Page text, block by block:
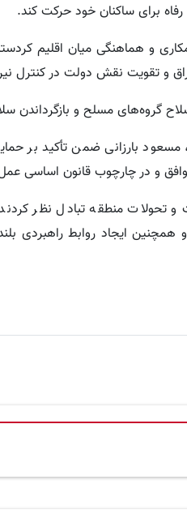
رفاه برای ساکنان خود حرکت کند.
و هماهنگی میان اقلیم
و تقویت نقش دولت در کنترل
گروه‌های مسلح و بازگرداندن
مسعود بارزانی ضمن تأکید بر
و در چارچوب قانون اساسی
منطقه تبادل نظر
ایجاد روابط راهبردی